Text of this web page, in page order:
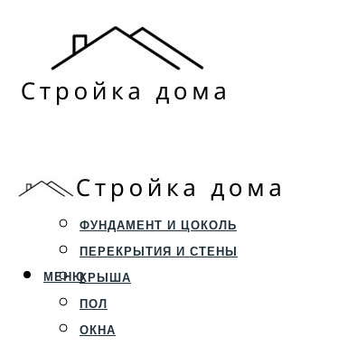
СТРОИТЕЛЬСТВО
ФУНДАМЕНТ И ЦОКОЛЬ
ПЕРЕКРЫТИЯ И СТЕНЫ
КРЫША
ПОЛ
ОКНА
МЕНЮ